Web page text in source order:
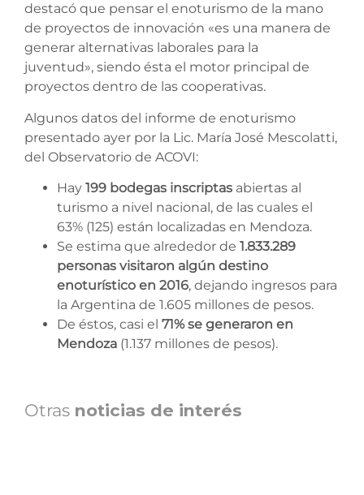
destacó que pensar el enoturismo de la mano
de proyectos de innovación «es una manera de
generar alternativas laborales para la
juventud», siendo ésta el motor principal de
proyectos dentro de las cooperativas.
Algunos datos del informe de enoturismo
presentado ayer por la Lic. María José Mescolatti,
del Observatorio de ACOVI:
Hay 199 bodegas inscriptas abiertas al
turismo a nivel nacional, de las cuales el
63% (125) están localizadas en Mendoza.
Se estima que alrededor de 1.833.289
personas visitaron algún destino
enoturístico en 2016, dejando ingresos para
la Argentina de 1.605 millones de pesos.
De éstos, casi el 71% se generaron en
Mendoza (1.137 millones de pesos).
Otras noticias de interés